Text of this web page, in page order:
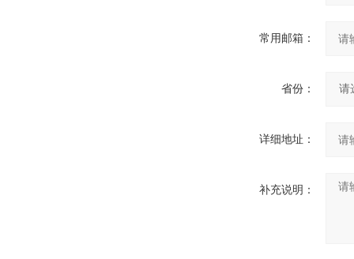
常用邮箱：
省份：
详细地址：
补充说明：